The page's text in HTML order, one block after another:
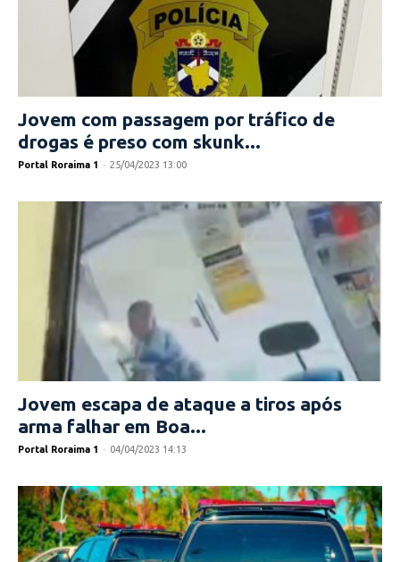
Jovem com passagem por tráfico de
drogas é preso com skunk...
Portal Roraima 1 - 25/04/2023 13:00
Jovem escapa de ataque a tiros após
arma falhar em Boa...
Portal Roraima 1 - 04/04/2023 14:13